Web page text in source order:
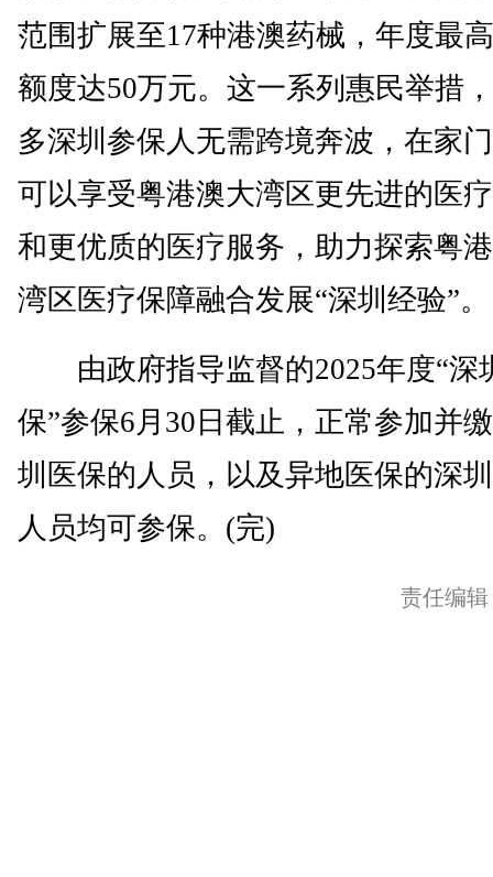
范围扩展至17种港澳药械，年度最
额度达50万元。这一系列惠民举措
多深圳参保人无需跨境奔波，在家
可以享受粤港澳大湾区更先进的医
和更优质的医疗服务，助力探索粤
湾区医疗保障融合发展“深圳经验”。
由政府指导监督的2025年度“深
保”参保6月30日截止，正常参加并
圳医保的人员，以及异地医保的深
人员均可参保。(完)
责任编